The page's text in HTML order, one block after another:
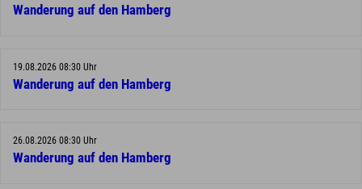
Wanderung auf den Hamberg
19.08.2026 08:30 Uhr
Wanderung auf den Hamberg
26.08.2026 08:30 Uhr
Wanderung auf den Hamberg